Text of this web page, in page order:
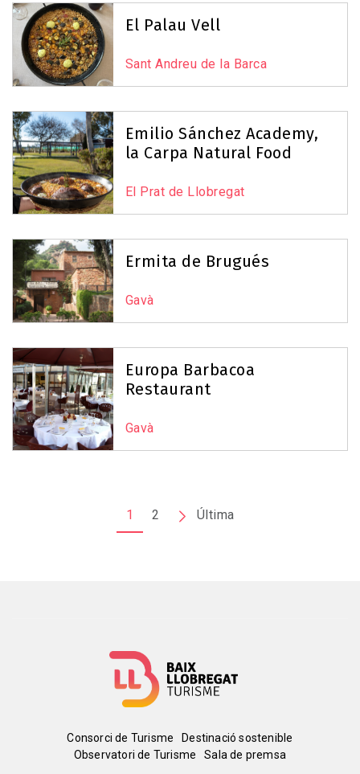
El Palau Vell
Sant Andreu de la Barca
Emilio Sánchez Academy,
la Carpa Natural Food
El Prat de Llobregat
Ermita de Brugués
Gavà
Europa Barbacoa
Restaurant
Gavà
1 2
Pàgina
Última
MenúConsorci de Turisme
Destinació sostenible
Observatori de Turisme
Sala de premsa